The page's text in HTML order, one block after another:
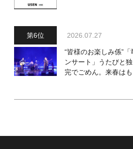
2026.07.27
“皆様のお楽しみ係”
ンサート」うたびと
完でごめん。来春は